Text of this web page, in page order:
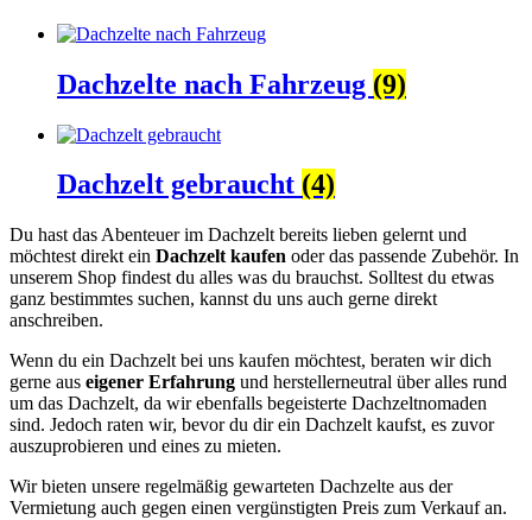
Dachzelte nach Fahrzeug (9)
Dachzelt gebraucht (4)
Du hast das Abenteuer im Dachzelt bereits lieben gelernt und
möchtest direkt ein Dachzelt kaufen oder das passende Zubehör. In
unserem Shop findest du alles was du brauchst. Solltest du etwas
ganz bestimmtes suchen, kannst du uns auch gerne direkt
anschreiben.
Wenn du ein Dachzelt bei uns kaufen möchtest, beraten wir dich
gerne aus eigener Erfahrung und herstellerneutral über alles rund
um das Dachzelt, da wir ebenfalls begeisterte Dachzeltnomaden
sind. Jedoch raten wir, bevor du dir ein Dachzelt kaufst, es zuvor
auszuprobieren und eines zu mieten.
Wir bieten unsere regelmäßig gewarteten Dachzelte aus der
Vermietung auch gegen einen vergünstigten Preis zum Verkauf an.